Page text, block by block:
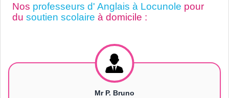
Nos professeurs d' Anglais à Locunole pour
du soutien scolaire à domicile :
Mr P. Bruno